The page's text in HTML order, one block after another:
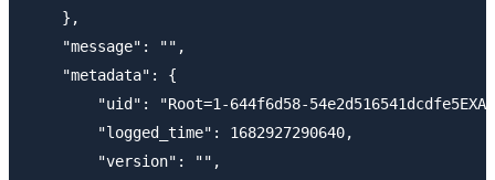
    },
    "message": "",
    "metadata": {
"uid": "Root=1-644f6d58-
        "logged_time": 1682927290640,
        "version": "",